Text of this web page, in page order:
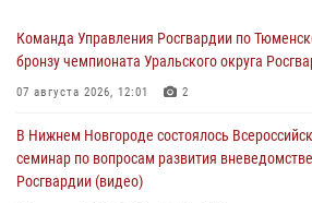
Команда Управления Росгвардии по
бронзу чемпионата Уральского округа
07 августа 2026, 12:01 2
В Нижнем Новгороде состоялось
семинар по вопросам развития
Росгвардии (видео)